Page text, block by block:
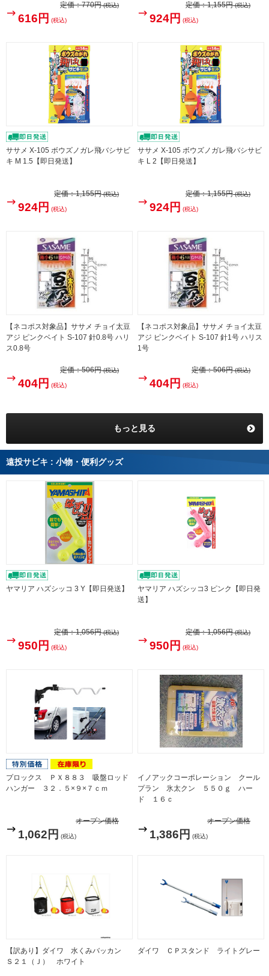
定価：770円(税込)
616円 (税込)
定価：1,155円(税込)
924円 (税込)
ササメ X-105 ボウズノガレ飛バシサビ
キ M 1.5【即日発送】
定価：1,155円(税込)
924円 (税込)
ササメ X-105 ボウズノガレ飛バシサビ
キ L 2【即日発送】
定価：1,155円(税込)
924円 (税込)
【ネコポス対象品】ササメ チョイ太豆
アジ ピンクベイト S-107 針0.8号 ハリ
ス0.8号
定価：506円(税込)
404円 (税込)
【ネコポス対象品】ササメ チョイ太豆
アジ ピンクベイト S-107 針1号 ハリス
1号
定価：506円(税込)
404円 (税込)
もっと見る
遠投サビキ : 小物・便利グッズ
ヤマリア ハズシッコ 3 Y【即日発送】
定価：1,056円(税込)
950円 (税込)
ヤマリア ハズシッコ3 ピンク【即日発
送】
定価：1,056円(税込)
950円 (税込)
プロックス ＰＸ８８３ 吸盤ロッド
ハンガー ３２．５×９×７ｃｍ
オープン価格
1,062円 (税込)
イノアックコーポレーション クール
プラン 氷太クン ５５０ｇ ハー
ド １６ｃ
オープン価格
1,386円 (税込)
【訳あり】ダイワ 水くみバッカン
Ｓ２１（Ｊ） ホワイト
ダイワ ＣＰスタンド ライトグレー